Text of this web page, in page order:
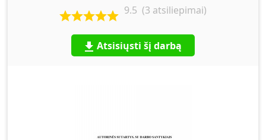
9.5 (3 atsiliepimai)
Atsisiųsti šį darbą